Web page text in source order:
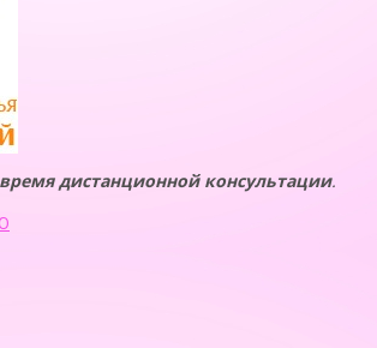
дистанционной консультации.